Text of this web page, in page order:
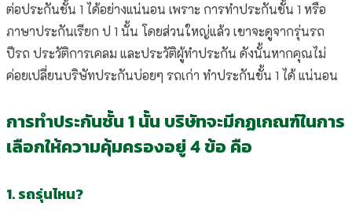
ต่อประกันชั้น 1 ได้อย่างแน่นอน เพราะ การทำประกันชั้น 1 หรือ
ภาษาประกันเรียก ป 1 นั้น โดยส่วนใหญ่แล้ว เขาจะดูจากรุ่นรถ
ปีรถ ประวัติการเคลม และประวัติผู้ทำประกัน ดังนั้นหากคุณไม่
ค่อยเปลี่ยนบริษัทประกันบ่อยๆ รถเก่า ทำประกันชั้น 1 ได้ แน่นอน
การทำประกันชั้น 1 นั้น บริษัทจะมีกฏเกณฑ์ในการ
เลือกให้ความคุ้มครองอยู่ 4 ข้อ คือ
1. รถรุ่นไหน?